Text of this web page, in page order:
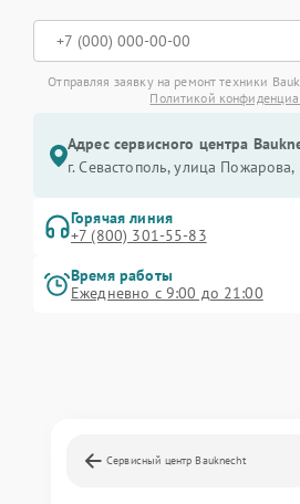
Отправляя заявку на ремонт техники
Политикой
Адрес сервисного центра
г. Севастополь, улица Пожарова,
Горячая линия
+7 (800) 301-55-83
Время работы
Ежедневно с 9:00 до 21:00
Сервисный центр Bauknecht